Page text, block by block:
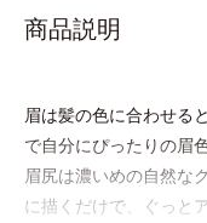
商品説明
眉は髪の色に合わせる
で自分にぴったりの眉
眉尻は濃いめの自然な
に描くだけで、ぐっと